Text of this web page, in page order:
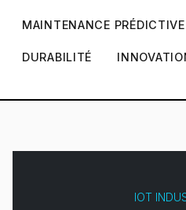
MAINTENANCE PRÉDICTIVE
DURABILITÉ
IOT